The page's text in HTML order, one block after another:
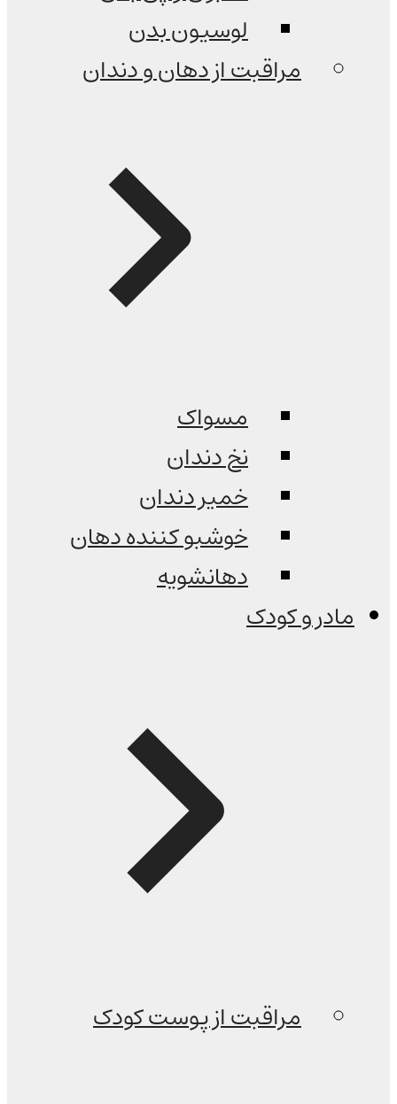
لوسیون بدن
مراقبت از دهان و دندان
مسواک
نخ دندان
خمیر دندان
خوشبو کننده دهان
دهانشویه
مادر و کودک
مراقبت از پوست کودک